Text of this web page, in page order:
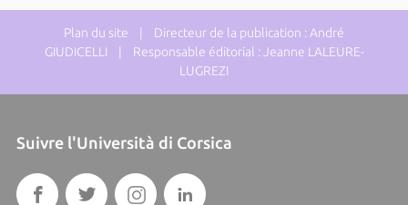
Plan du site | Directeur de la publication : André
GIUDICELLI | Responsable éditorial : Jeanne LALEURE-
LUGREZI
Suivre l'Università di Corsica